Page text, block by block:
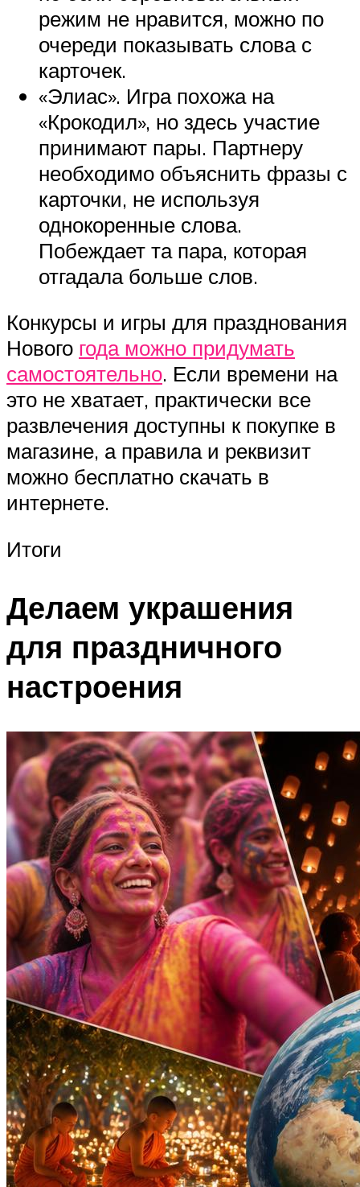
режим не нравится, можно по
очереди показывать слова с
карточек.
«Элиас». Игра похожа на
«Крокодил», но здесь участие
принимают пары. Партнеру
необходимо объяснить фразы с
карточки, не используя
однокоренные слова.
Побеждает та пара, которая
отгадала больше слов.
Конкурсы и игры для празднования
Нового года можно придумать
самостоятельно. Если времени на
это не хватает, практически все
развлечения доступны к покупке в
магазине, а правила и реквизит
можно бесплатно скачать в
интернете.
Итоги
Делаем украшения
для праздничного
настроения